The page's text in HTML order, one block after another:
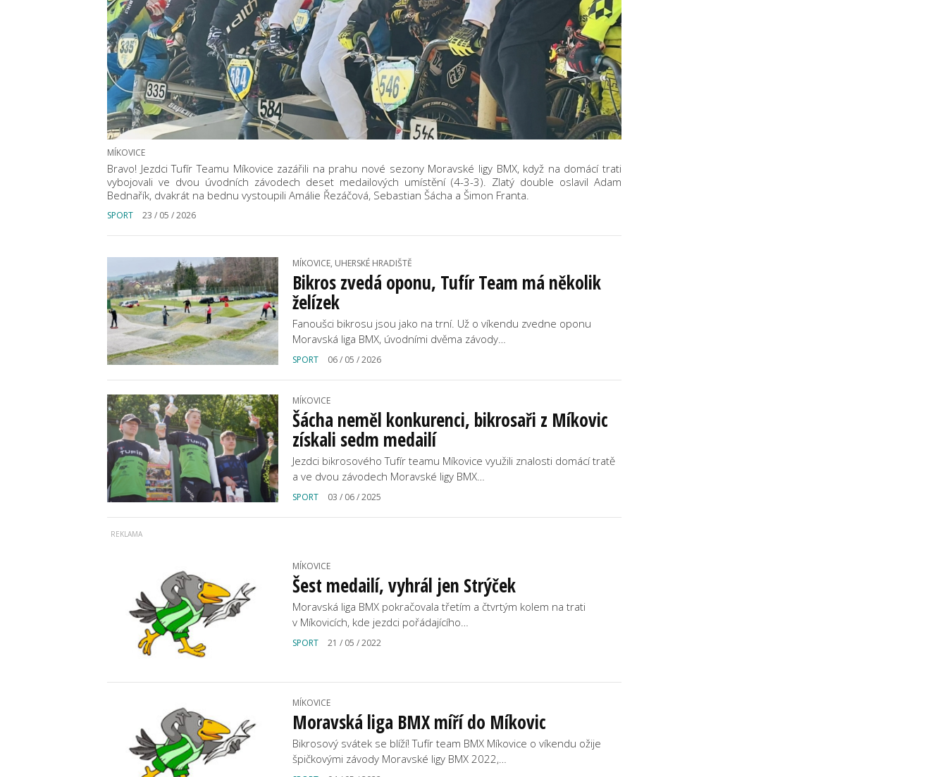
MÍKOVICE
Bravo! Jezdci Tufír Teamu Míkovice zazářili na prahu nové sezony Moravské ligy BMX, když na domácí trati
vybojovali ve dvou úvodních závodech deset medailových umístění (4-3-3). Zlatý double oslavil Adam
Bednařík, dvakrát na bednu vystoupili Amálie Řezáčová, Sebastian Šácha a Šimon Franta.
SPORT 23 / 05 / 2026
MÍKOVICE, UHERSKÉ HRADIŠTĚ
Bikros zvedá oponu, Tufír Team má několik
želízek
Fanoušci bikrosu jsou jako na trní. Už o víkendu zvedne oponu
Moravská liga BMX, úvodními dvěma závody…
SPORT 06 / 05 / 2026
MÍKOVICE
Šácha neměl konkurenci, bikrosaři z Míkovic
získali sedm medailí
Jezdci bikrosového Tufír teamu Míkovice využili znalosti domácí tratě
a ve dvou závodech Moravské ligy BMX…
SPORT 03 / 06 / 2025
MÍKOVICE
Šest medailí, vyhrál jen Strýček
Moravská liga BMX pokračovala třetím a čtvrtým kolem na trati
v Míkovicích, kde jezdci pořádajícího…
SPORT 21 / 05 / 2022
MÍKOVICE
Moravská liga BMX míří do Míkovic
Bikrosový svátek se blíží! Tufír team BMX Míkovice o víkendu ožije
špičkovými závody Moravské ligy BMX 2022,…